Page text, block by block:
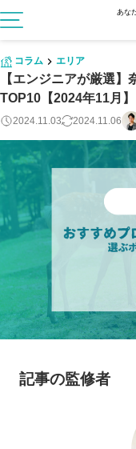
あな
コラム エリア
【エンジニアが厳選
TOP10【2024年11月】
2024.11.03 2024.11.06
記事の監修者